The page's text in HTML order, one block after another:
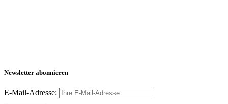
Newsletter abonnieren
E-Mail-Adresse: